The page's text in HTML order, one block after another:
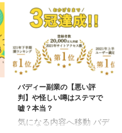
容とは？公式サイトより
分かりやすく解説 バディ
ー副業の作業内容①マ
ニュアルをLINEで入手す
る バディー副業の仕事内
容は簡単なスマホ作業で
行えるようになっていま
す。 こ ...
バディー副業はLINE登録
だけであれば無料 こちら
の記事では登録方法の手
順について説明していま
すが、バディー副業では
最初に行うこととして
LINE登録 申し込み 手順
としてはLINE登録を行っ
てから本登録として申し
込みを行うことで副業を
2022/3/31
バディー副業の【悪い評
判】や怪しい噂はステマで
嘘？本当？
気になる内容へ移動 バデ